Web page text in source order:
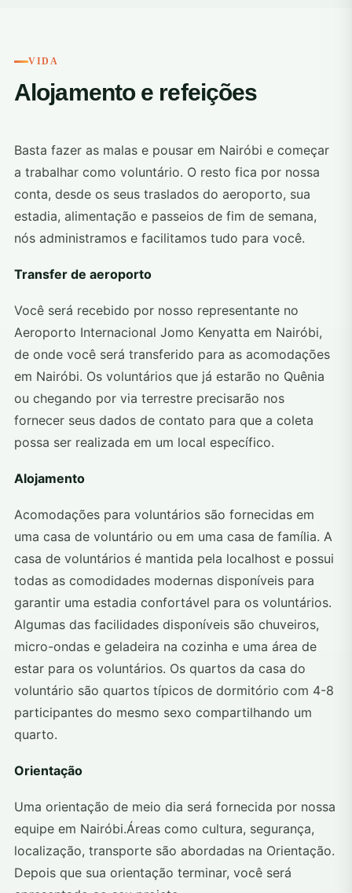
VIDA
Alojamento e refeições
Basta fazer as malas e pousar em Nairóbi e começar
a trabalhar como voluntário. O resto fica por nossa
conta, desde os seus traslados do aeroporto, sua
estadia, alimentação e passeios de fim de semana,
nós administramos e facilitamos tudo para você.
Transfer de aeroporto
Você será recebido por nosso representante no
Aeroporto Internacional Jomo Kenyatta em Nairóbi,
de onde você será transferido para as acomodações
em Nairóbi. Os voluntários que já estarão no Quênia
ou chegando por via terrestre precisarão nos
fornecer seus dados de contato para que a coleta
possa ser realizada em um local específico.
Alojamento
Acomodações para voluntários são fornecidas em
uma casa de voluntário ou em uma casa de família. A
casa de voluntários é mantida pela localhost e possui
todas as comodidades modernas disponíveis para
garantir uma estadia confortável para os voluntários.
Algumas das facilidades disponíveis são chuveiros,
micro-ondas e geladeira na cozinha e uma área de
estar para os voluntários. Os quartos da casa do
voluntário são quartos típicos de dormitório com 4-8
participantes do mesmo sexo compartilhando um
quarto.
Orientação
Uma orientação de meio dia será fornecida por nossa
equipe em Nairóbi.Áreas como cultura, segurança,
localização, transporte são abordadas na Orientação.
Depois que sua orientação terminar, você será